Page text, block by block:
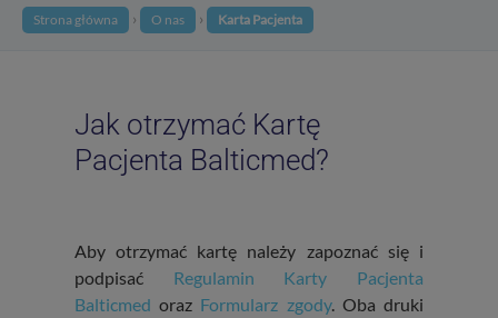
Strona główna › O nas › Karta Pacjenta
Jak otrzymać Kartę
Pacjenta Balticmed?
Aby otrzymać kartę należy zapoznać się i
podpisać Regulamin Karty Pacjenta
Balticmed oraz Formularz zgody. Oba druki